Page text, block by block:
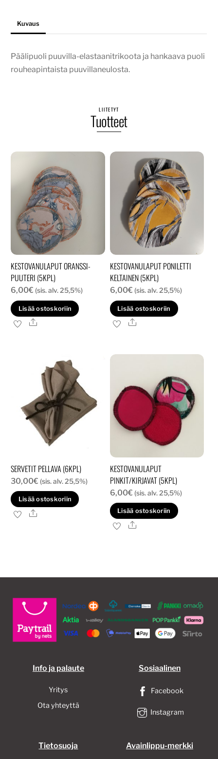
Kuvaus
Päälipuoli puuvilla-elastaanitrikoota ja hankaava puoli
rouheapintaista puuvillaneulosta.
LIITETYT
Tuotteet
KESTOVANULAPUT ORANSSI-
PUUTERI (5KPL)
6,00€ (sis. alv. 25,5%)
Lisää ostoskoriin
Ale
KESTOVANULAPUT PONILETTI
KELTAINEN (5KPL)
6,00€ (sis. alv. 25,5%)
Lisää ostoskoriin
Ale
SERVETIT PELLAVA (6KPL)
30,00€ (sis. alv. 25,5%)
Lisää ostoskoriin
Ale
KESTOVANULAPUT
PINKIT/KIRJAVAT (5KPL)
6,00€ (sis. alv. 25,5%)
Lisää ostoskoriin
Ale
Info ja palaute
Yritys
Ota yhteyttä
Sosiaalinen
Facebook
Instagram
Tietosuoja Avainlippu-merkki